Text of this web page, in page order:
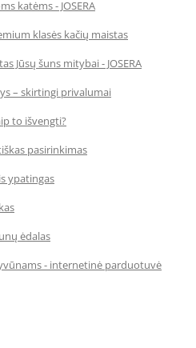
katėms - JOSERA
klasės kačių maistas
Jūsų šuns mitybai - JOSERA
– skirtingi privalumai
to išvengti?
pasirinkimas
ypatingas
ėdalas
- internetinė parduotuvė